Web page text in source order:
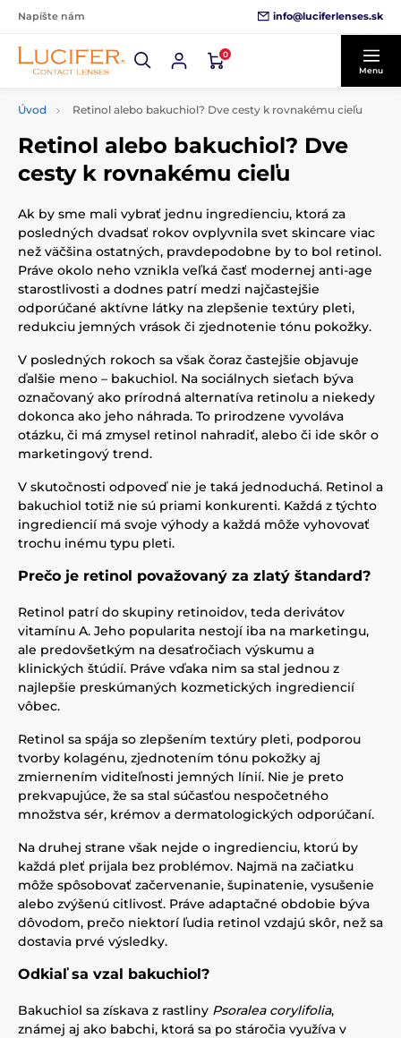
Napíšte nám info@luciferlenses.sk
0
Menu
Úvod Retinol alebo bakuchiol? Dve cesty k rovnakému cieľu
Retinol alebo bakuchiol? Dve
cesty k rovnakému cieľu
Ak by sme mali vybrať jednu ingredienciu, ktorá za
posledných dvadsať rokov ovplyvnila svet skincare viac
než väčšina ostatných, pravdepodobne by to bol retinol.
Práve okolo neho vznikla veľká časť modernej anti-age
starostlivosti a dodnes patrí medzi najčastejšie
odporúčané aktívne látky na zlepšenie textúry pleti,
redukciu jemných vrások či zjednotenie tónu pokožky.
V posledných rokoch sa však čoraz častejšie objavuje
ďalšie meno – bakuchiol. Na sociálnych sieťach býva
označovaný ako prírodná alternatíva retinolu a niekedy
dokonca ako jeho náhrada. To prirodzene vyvoláva
otázku, či má zmysel retinol nahradiť, alebo či ide skôr o
marketingový trend.
V skutočnosti odpoveď nie je taká jednoduchá. Retinol a
bakuchiol totiž nie sú priami konkurenti. Každá z týchto
ingrediencií má svoje výhody a každá môže vyhovovať
trochu inému typu pleti.
Prečo je retinol považovaný za zlatý štandard?
Retinol patrí do skupiny retinoidov, teda derivátov
vitamínu A. Jeho popularita nestojí iba na marketingu,
ale predovšetkým na desaťročiach výskumu a
klinických štúdií. Práve vďaka nim sa stal jednou z
najlepšie preskúmaných kozmetických ingrediencií
vôbec.
Retinol sa spája so zlepšením textúry pleti, podporou
tvorby kolagénu, zjednotením tónu pokožky aj
zmiernením viditeľnosti jemných línií. Nie je preto
prekvapujúce, že sa stal súčasťou nespočetného
množstva sér, krémov a dermatologických odporúčaní.
Na druhej strane však nejde o ingredienciu, ktorú by
každá pleť prijala bez problémov. Najmä na začiatku
môže spôsobovať začervenanie, šupinatenie, vysušenie
alebo zvýšenú citlivosť. Práve adaptačné obdobie býva
dôvodom, prečo niektorí ľudia retinol vzdajú skôr, než sa
dostavia prvé výsledky.
Odkiaľ sa vzal bakuchiol?
Bakuchiol sa získava z rastliny Psoralea corylifolia,
známej aj ako babchi, ktorá sa po stáročia využíva v